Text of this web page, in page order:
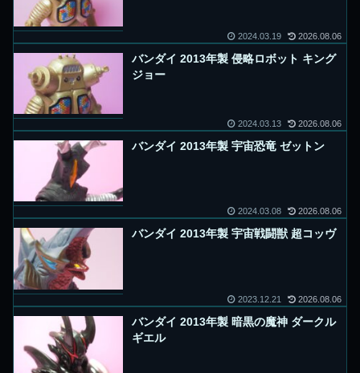
2024.03.19 2026.08.06
バンダイ 2013年製 侵略ロボット キング
ジョー
2024.03.13 2026.08.06
バンダイ 2013年製 宇宙恐竜 ゼットン
2024.03.08 2026.08.06
バンダイ 2013年製 宇宙戦闘獣 超コッヴ
2023.12.21 2026.08.06
バンダイ 2013年製 暗黒の魔神 ダークル
ギエル